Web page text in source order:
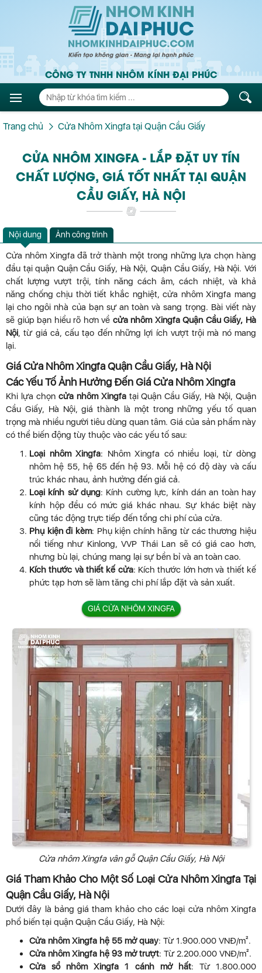
CÔNG TY TNHH NHÔM KÍNH ĐẠI PHÚC
Trang chủ Cửa Nhôm Xingfa tại Quận Cầu Giấy
CỬA NHÔM XINGFA - LẮP ĐẶT UY TÍN
CHẤT LƯỢNG, GIÁ TỐT NHẤT TẠI QUẬN
CẦU GIẤY, HÀ NỘI
Nội dung Ảnh công trình
Cửa nhôm Xingfa đã trở thành một trong những lựa chọn hàng
đầu tại quận Quận Cầu Giấy, Hà Nội, Quận Cầu Giấy, Hà Nội. Với
chất lượng vượt trội, tính năng cách âm, cách nhiệt, và khả
năng chống chịu thời tiết khắc nghiệt, cửa nhôm Xingfa mang
lại cho ngôi nhà của bạn sự an toàn và sang trọng. Bài viết này
sẽ giúp bạn hiểu rõ hơn về cửa nhôm Xingfa Quận Cầu Giấy, Hà
Nội, từ giá cả, cấu tạo đến những lợi ích vượt trội mà nó mang
lại.
Giá Cửa Nhôm Xingfa Quận Cầu Giấy, Hà Nội
Các Yếu Tố Ảnh Hưởng Đến Giá Cửa Nhôm Xingfa
Khi lựa chọn cửa nhôm Xingfatại Quận Cầu Giấy, Hà Nội, Quận
Cầu Giấy, Hà Nội, giá thành là một trong những yếu tố quan
trọng mà nhiều người tiêu dùng quan tâm. Giá của sản phẩm này
có thể biến động tùy thuộc vào các yếu tố sau:
Loại nhôm Xingfa: Nhôm Xingfa có nhiều loại, từ dòng
nhôm hệ 55, hệ 65 đến hệ 93. Mỗi hệ có độ dày và cấu
trúc khác nhau, ảnh hưởng đến giá cả.
Loại kính sử dụng: Kính cường lực, kính dán an toàn hay
kính hộp đều có mức giá khác nhau. Sự khác biệt này
cũng tác động trực tiếp đến tổng chi phí của cửa.
Phụ kiện đi kèm: Phụ kiện chính hãng từ các thương hiệu
nổi tiếng như Kinlong, VVP Thái Lan sẽ có giá cao hơn,
nhưng bù lại, chúng mang lại sự bền bỉ và an toàn cao.
Kích thước và thiết kế cửa: Kích thước lớn hơn và thiết kế
phức tạp hơn sẽ làm tăng chi phí lắp đặt và sản xuất.
GIÁ CỬA NHÔM XINGFA
Cửa nhôm Xingfa vân gỗ Quận Cầu Giấy, Hà Nội
Giá Tham Khảo Cho Một Số Loại Cửa Nhôm Xingfa Tại
Quận Cầu Giấy, Hà Nội
Dưới đây là bảng giá tham khảo cho các loại cửa nhôm Xingfa
phổ biến tại quận Quận Cầu Giấy, Hà Nội:
Cửa nhôm Xingfa hệ 55 mở quay: Từ 1.900.000 VNĐ/m².
Cửa nhôm Xingfa hệ 93 mở trượt: Từ 2.200.000 VNĐ/m².
Cửa sổ nhôm Xingfa 1 cánh mở hất: Từ 1.800.000